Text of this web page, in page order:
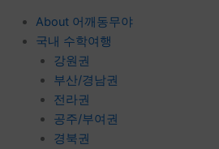
About 어깨동무야
국내 수학여행
강원권
부산/경남권
전라권
공주/부여권
경북권